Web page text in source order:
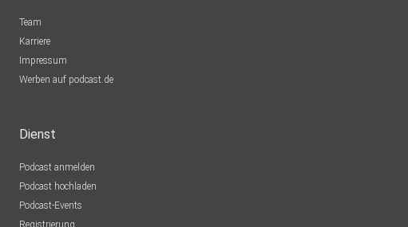
Team
Karriere
Impressum
Werben auf podcast.de
Dienst
Podcast anmelden
Podcast hochladen
Podcast-Events
Registrierung